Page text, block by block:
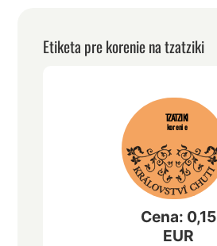
Etiketa pre korenie na tzatziki
TZATZIKI
korenie
Cena: 0,15
EUR